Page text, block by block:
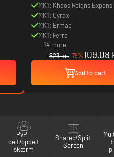
MK1: Khaos Reigns
MK1: Cyrax
MK1: Ermac
MK1: Ferra
14 more
523 kr.-79%109.08
Add to cart
PvP –
delt/opdelt
skærm
Shared/Split
Screen